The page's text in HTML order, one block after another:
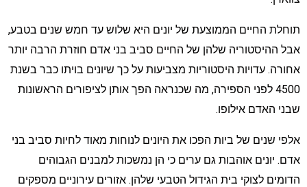
החיים הממוצעת של יונים היא שלוש עד חמש שנים בטבע,
ההיסטוריה שלהן של החיים סביב בני אדם חוזרת הרבה יותר
עדויות היסטוריות מצביעות על כך שיונים בויתו כבר בשנת
4500 לפני הספירה, מה שכנראה הפך אותן לציפורים הראשונות
האדם אילופו.
שנים של ביות הפכו את היונים לנוחות מאוד לחיות סביב בני
יונים אוהבות גם ערים כי הן נמשכות למבנים הגבוהים
לצוקי בית הגידול הטבעי שלהן. אזורים עירוניים מספקים